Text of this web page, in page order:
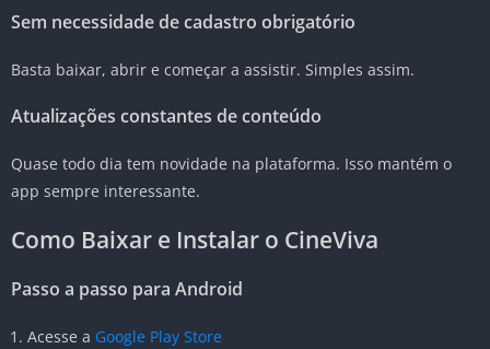
Sem necessidade de cadastro obrigatório
Basta baixar, abrir e começar a assistir. Simples assim.
Atualizações constantes de conteúdo
Quase todo dia tem novidade na plataforma. Isso mantém o
app sempre interessante.
Como Baixar e Instalar o CineViva
Passo a passo para Android
Acesse a Google Play Store